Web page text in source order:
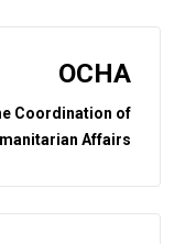
OCHA
Coordination of
Affairs